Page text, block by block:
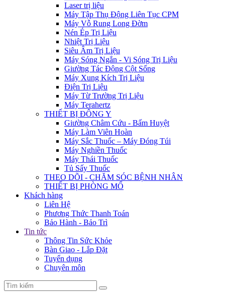
Laser trị liệu
Máy Tập Thụ Động Liên Tục CPM
Máy Vỗ Rung Long Đờm
Nén Ép Trị Liệu
Nhiệt Trị Liệu
Siêu Âm Trị Liệu
Máy Sóng Ngắn - Vi Sóng Trị Liệu
Giường Tác Động Cột Sống
Máy Xung Kích Trị Liệu
Điện Trị Liệu
Máy Từ Trường Trị Liệu
Máy Terahertz
THIẾT BỊ ĐÔNG Y
Giường Châm Cứu - Bấm Huyệt
Máy Làm Viên Hoàn
Máy Sắc Thuốc – Máy Đóng Túi
Máy Nghiền Thuốc
Máy Thái Thuốc
Tủ Sấy Thuốc
THEO DÕI - CHĂM SÓC BỆNH NHÂN
THIẾT BỊ PHÒNG MỔ
Khách hàng
Liên Hệ
Phương Thức Thanh Toán
Bảo Hành - Bảo Trì
Tin tức
Thông Tin Sức Khỏe
Bàn Giao - Lắp Đặt
Tuyển dụng
Chuyên môn